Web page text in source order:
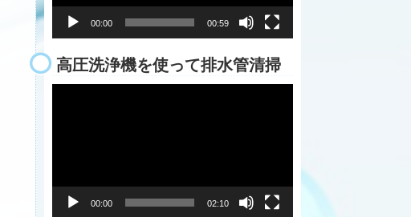
ー
00:00 00:59
高圧洗浄機を使って排水管清掃
00:00 02:10